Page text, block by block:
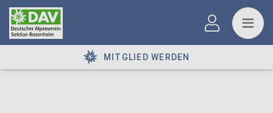
MITGLIED WERDEN